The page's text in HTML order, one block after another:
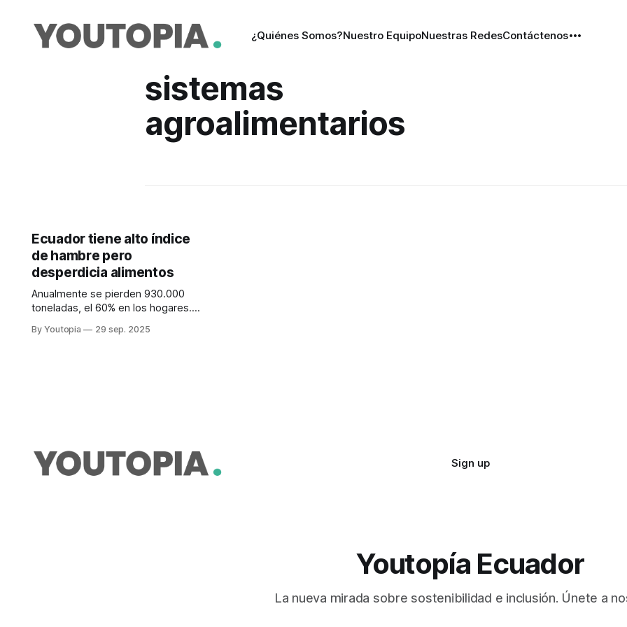
¿Quiénes Somos?Nuestro EquipoNuestras RedesContáctenos
sistemas
agroalimentarios
Ecuador tiene alto índice
de hambre pero
desperdicia alimentos
Anualmente se pierden 930.000
toneladas, el 60% en los hogares.
Banco de Alimentos de Quito, pero
By Youtopia 29 sep. 2025
Sign up
Youtopía Ecuador
La nueva mirada sobre sostenibilidad e inclusión. Únete a